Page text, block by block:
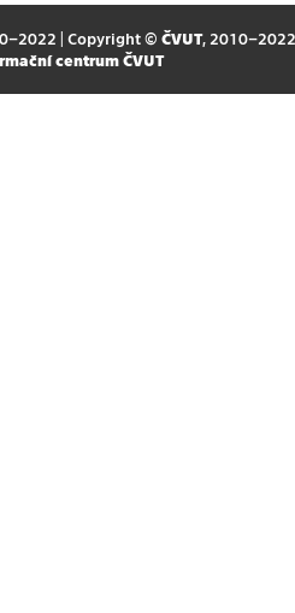
| Copyright © ČVUT, 2010–2022
centrum ČVUT